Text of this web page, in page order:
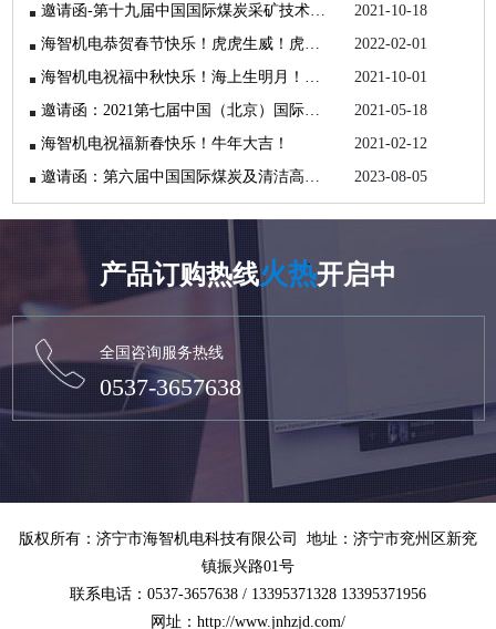
邀请函-第十九届中国国际煤炭采矿技术交流及设备展览会
2021-10-18
海智机电恭贺春节快乐！虎虎生威！虎年大吉！
2022-02-01
2021-10-01
邀请函：2021第七届中国（北京）国际矿业展览会
2021-05-18
海智机电祝福新春快乐！牛年大吉！
2021-02-12
2023-08-05
产品订购热线火热开启中
全国咨询服务热线
0537-3657638
版权所有：济宁市海智机电科技有限公司 地址：济宁市兖州区新兖
镇振兴路01号
联系电话：0537-3657638 / 13395371328 13395371956
网址：http://www.jnhzjd.com/